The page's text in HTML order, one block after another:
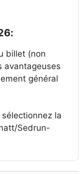
billet (non
avantageuses
général
la
Sedrun-